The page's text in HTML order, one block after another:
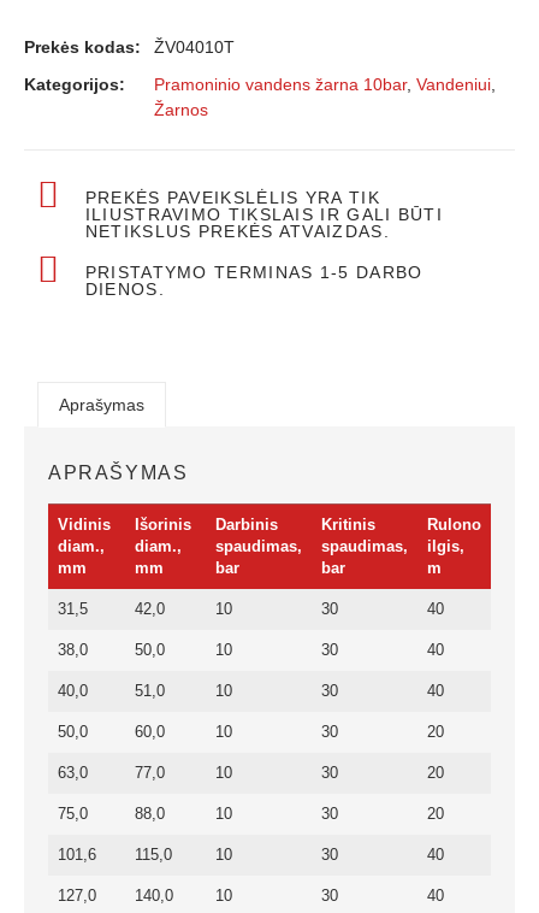
Prekės kodas:
ŽV04010T
Kategorijos:
Pramoninio vandens žarna 10bar, Vandeniui
Žarnos
PREKĖS PAVEIKSLĖLIS YRA TIK
ILIUSTRAVIMO TIKSLAIS IR GALI BŪTI
NETIKSLUS PREKĖS ATVAIZDAS.
PRISTATYMO TERMINAS 1-5 DARBO
DIENOS.
Aprašymas
APRAŠYMAS
Vidinis
diam.,
mm
Išorinis
diam.,
mm
Darbinis
spaudimas,
bar
Kritinis
spaudimas,
bar
Rulono
ilgis,
m
31,5 42,0 10 30 40
38,0 50,0 10 30 40
40,0 51,0 10 30 40
50,0 60,0 10 30 20
63,0 77,0 10 30 20
75,0 88,0 10 30 20
101,6 115,0 10 30 40
127,0 140,0 10 30 40